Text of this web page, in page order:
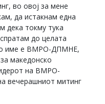
во овој за мене
да истакнам една
дека токму тука
до целата
име е ВМРО-ДПМНЕ,
македонско
на ВМРО-
вечерашниот митинг